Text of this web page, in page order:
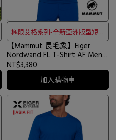
極限艾格系列-全新亞洲版型短袖
排汗衣
【Mammut 長毛象】Eiger
Nordwand FL T-Shirt AF Men
極限艾格短袖排汗衣 艾格藍 男
款 #1017-07420
NT$3,380
加入購物車